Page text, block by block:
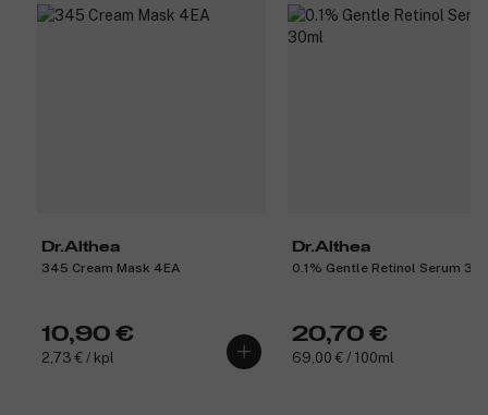
Dr.Althea
345 Cream Mask 4EA
10,90 €
2,73 € / kpl
Dr.Althea
0.1% Gentle Retinol Serum
20,70 €
69,00 € / 100ml